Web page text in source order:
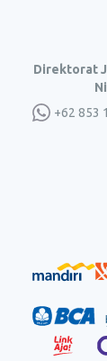
Direktorat
+62 853